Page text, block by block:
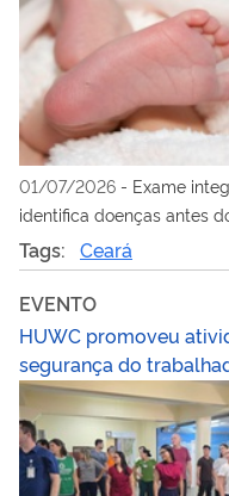
01/07/2026 - Exame
identifica doenças antes
Tags: Ceará
EVENTO
HUWC promoveu
segurança do